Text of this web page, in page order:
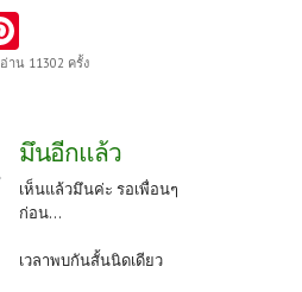
nt
es
t
อ่าน 11302 ครั้ง
มึนอีกแล้ว
เห็นแล้วมึนค่ะ รอเพื่อนๆ
ก่อน...
เวลาพบกันสั้นนิดเดียว